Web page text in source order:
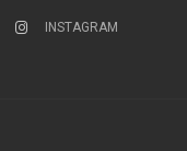
INSTAGRAM